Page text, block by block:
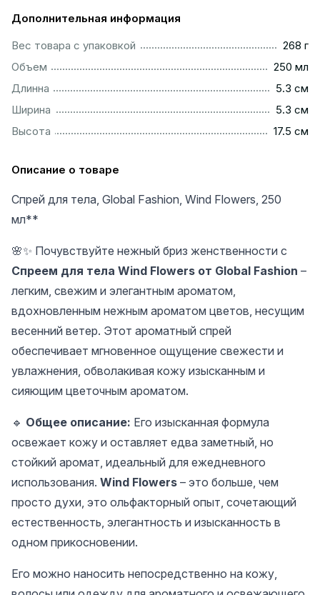
Дополнительная информация
Вес товара с упаковкой
268 г
Объем
250 мл
Длинна
5.3 см
Ширина
5.3 см
Высота
17.5 см
Описание о товаре
Спрей для тела, Global Fashion, Wind Flowers, 250
мл**
🌸✨ Почувствуйте нежный бриз женственности с
Спреем для тела Wind Flowers от Global Fashion –
легким, свежим и элегантным ароматом,
вдохновленным нежным ароматом цветов, несущим
весенний ветер. Этот ароматный спрей
обеспечивает мгновенное ощущение свежести и
увлажнения, обволакивая кожу изысканным и
сияющим цветочным ароматом.
🔹 Общее описание: Его изысканная формула
освежает кожу и оставляет едва заметный, но
стойкий аромат, идеальный для ежедневного
использования. Wind Flowers – это больше, чем
просто духи, это ольфакторный опыт, сочетающий
естественность, элегантность и изысканность в
одном прикосновении.
Его можно наносить непосредственно на кожу,